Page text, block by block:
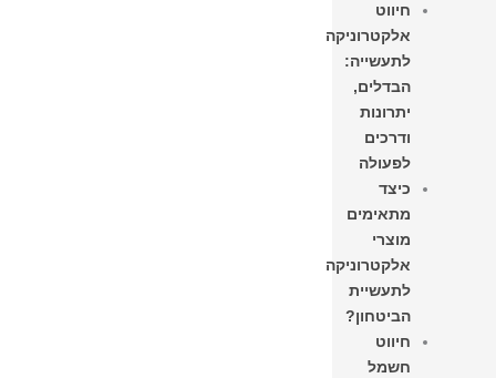
חיווט
אלקטרוניקה
לתעשייה:
הבדלים,
יתרונות
ודרכים
לפעולה
כיצד
מתאימים
מוצרי
אלקטרוניקה
לתעשיית
הביטחון?
חיווט
חשמל